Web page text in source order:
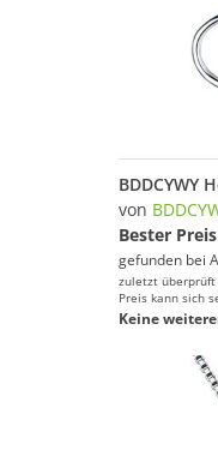
von
Bester Preis
gefunden bei
zuletzt überprüft
Preis kann sich
Keine